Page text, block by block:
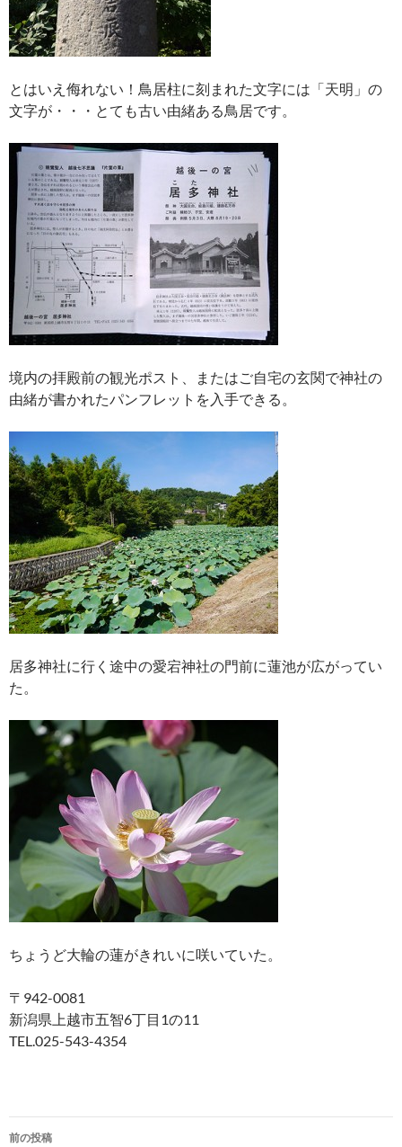
とはいえ侮れない！鳥居柱に刻まれた文字には「天明」の
文字が・・・とても古い由緒ある鳥居です。
境内の拝殿前の観光ポスト、またはご自宅の玄関で神社の
由緒が書かれたパンフレットを入手できる。
居多神社に行く途中の愛宕神社の門前に蓮池が広がってい
た。
ちょうど大輪の蓮がきれいに咲いていた。
〒942-0081
新潟県上越市五智6丁目1の11
TEL.025-543-4354
投
前の投稿